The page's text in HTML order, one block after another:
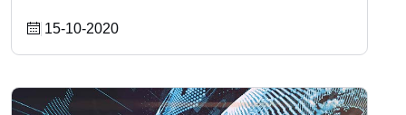
15-10-2020